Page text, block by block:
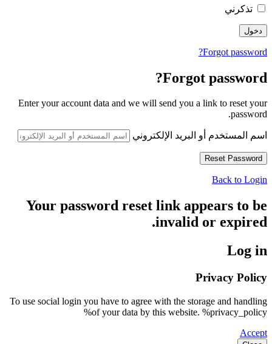
تذكرني
Forgot password?
Forgot password?
Enter your account data and we will send you a link to reset your
password.
اسم المستخدم أو البريد الإلكتروني
Back to Login
Your password reset link appears to be
invalid or expired.
Log in
Privacy Policy
To use social login you have to agree with the storage and handling
of your data by this website. %privacy_policy%
Accept